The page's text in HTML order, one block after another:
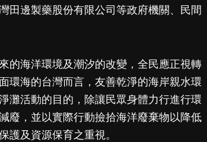
田邊製藥股份有限公司等政府機關、民間
的海洋環境及潮汐的改變，全民應正視轉
環海的台灣而言，友善乾淨的海岸親水環
灘活動的目的，除讓民眾身體力行進行環
廢，並以實際行動撿拾海洋廢棄物以降低
護及資源保育之重視。